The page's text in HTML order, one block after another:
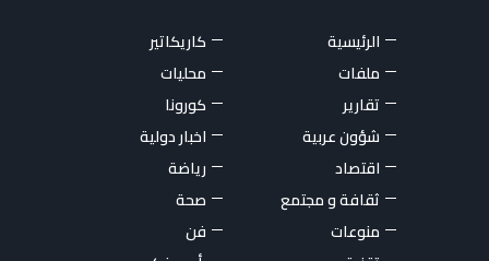
الرئيسية
كاريكاتير
ملفات
محليات
تقارير
كورونا
شؤون عربية
اخبار دولية
اقتصاد
رياضة
ثقافة و مجتمع
صحة
منوعات
فن